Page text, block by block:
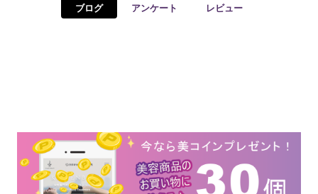
ブログ アンケート レビュー